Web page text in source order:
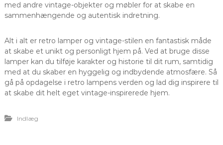
med andre vintage-objekter og møbler for at skabe en
sammenhængende og autentisk indretning.
Alt i alt er retro lamper og vintage-stilen en fantastisk måde
at skabe et unikt og personligt hjem på. Ved at bruge disse
lamper kan du tilføje karakter og historie til dit rum, samtidig
med at du skaber en hyggelig og indbydende atmosfære. Så
gå på opdagelse i retro lampens verden og lad dig inspirere til
at skabe dit helt eget vintage-inspirerede hjem.
Indlæg